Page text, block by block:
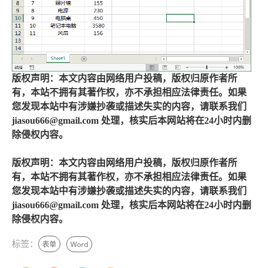
版权声明：本文内容由网络用户投稿，版权归原作者所
有，本站不拥有其著作权，亦不承担相应法律责任。如果
您发现本站中有涉嫌抄袭或描述失实的内容，请联系我们
jiasou666@gmail.com 处理，核实后本网站将在24小时内删
除侵权内容。
版权声明：本文内容由网络用户投稿，版权归原作者所
有，本站不拥有其著作权，亦不承担相应法律责任。如果
您发现本站中有涉嫌抄袭或描述失实的内容，请联系我们
jiasou666@gmail.com 处理，核实后本网站将在24小时内删
除侵权内容。
标签： 表单 Word